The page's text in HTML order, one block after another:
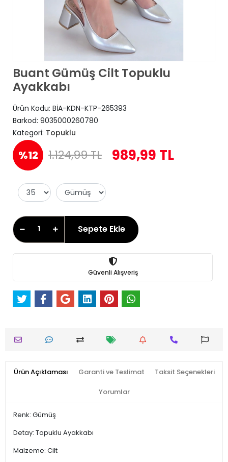
Buant Gümüş Cilt Topuklu
Ayakkabı
Ürün Kodu: BİA-KDN-KTP-265393
Barkod: 9035000260780
Kategori: Topuklu
%12 1.124,99 TL 989,99 TL
Sepete Ekle
Güvenli Alışveriş
Ürün Açıklaması Garanti ve Teslimat Taksit Seçenekleri
Yorumlar
Renk: Gümüş
Detay: Topuklu Ayakkabı
Malzeme: Cilt